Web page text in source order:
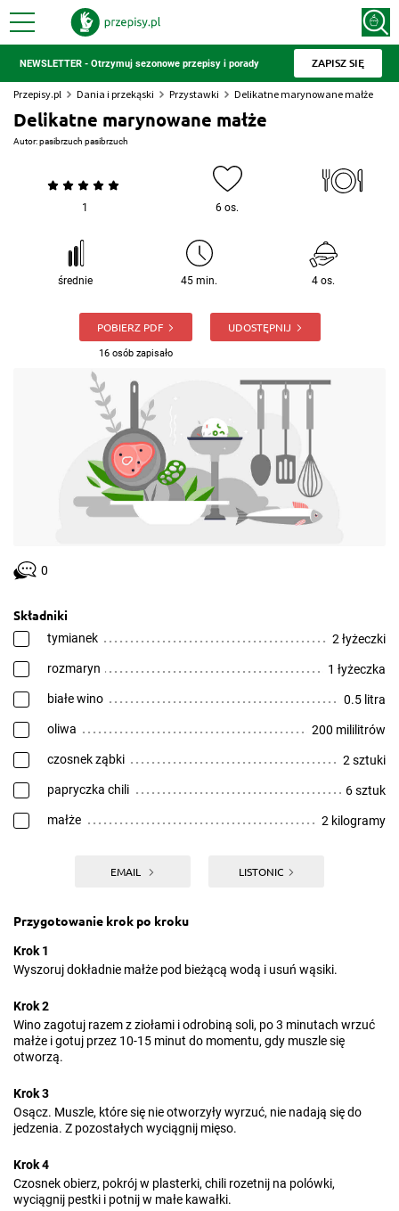
NEWSLETTER - Otrzymuj sezonowe przepisy i porady ZAPISZ SIĘ
Przepisy.pl Dania i przekąski Przystawki Delikatne marynowane małże
Delikatne marynowane małże
Autor:pasibrzuch pasibrzuch
1 6 os.
średnie 45 min. 4 os.
POBIERZ PDF
16 osób zapisało
UDOSTĘPNIJ
0
Składniki
tymianek 2 łyżeczki
rozmaryn 1 łyżeczka
białe wino 0.5 litra
oliwa 200 mililitrów
czosnek ząbki 2 sztuki
papryczka chili 6 sztuk
małże 2 kilogramy
EMAIL LISTONIC
Przygotowanie krok po kroku
Krok 1
Wyszoruj dokładnie małże pod bieżącą wodą i usuń wąsiki.
Krok 2
Wino zagotuj razem z ziołami i odrobiną soli, po 3 minutach wrzuć
małże i gotuj przez 10-15 minut do momentu, gdy muszle się
otworzą.
Krok 3
Osącz. Muszle, które się nie otworzyły wyrzuć, nie nadają się do
jedzenia. Z pozostałych wyciągnij mięso.
Krok 4
Czosnek obierz, pokrój w plasterki, chili rozetnij na polówki,
wyciągnij pestki i potnij w małe kawałki.